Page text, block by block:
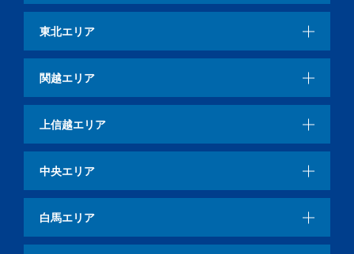
東北エリア
関越エリア
上信越エリア
中央エリア
白馬エリア